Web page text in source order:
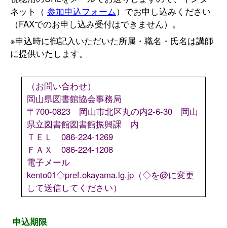
ネット（ 参加申込フォーム）でお申し込みください
（FAXでのお申し込み受付はできません）。
※申込時に御記入いただいた所属・職名・氏名は講師
に提供いたします。
（お問い合わせ）
岡山県図書館協会事務局
〒700-0823 岡山市北区丸の内2-6-30 岡山
県立図書館図書館振興課 内
ＴＥＬ 086-224-1269
ＦＡＸ 086-224-1208
電子メール
kento01◇pref.okayama.lg.jp（◇を@に変更
して送信してください）
申込期限